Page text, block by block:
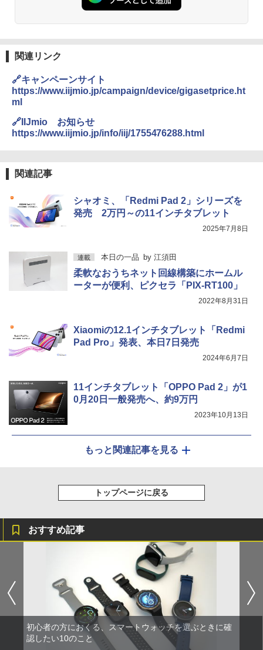
関連リンク
🔗キャンペーンサイト
https://www.iijmio.jp/campaign/device/gigasetprice.ht
ml
🔗IIJmio お知らせ
https://www.iijmio.jp/info/iij/1755476288.html
関連記事
シャオミ、「Redmi Pad 2」シリーズを
発売 2万円～の11インチタブレット
2025年7月8日
連載 本日の一品 by 江須田
柔軟なおうちネット回線構築にホームル
ーターが便利、ピクセラ「PIX-RT100」
2022年8月31日
Xiaomiの12.1インチタブレット「Redmi
Pad Pro」発表、本日7日発売
2024年6月7日
11インチタブレット「OPPO Pad 2」が1
0月20日一般発売へ、約9万円
2023年10月13日
もっと関連記事を見る
トップページに戻る
おすすめ記事
初心者の方におくる、スマートウォッチを選ぶときに確
認したい10のこと